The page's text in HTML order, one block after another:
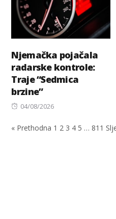
Njemačka pojačala
radarske kontrole:
Traje “Sedmica
brzine”
Posted
04/08/2026
« Prethodna 1 2 3 4 5 … 811